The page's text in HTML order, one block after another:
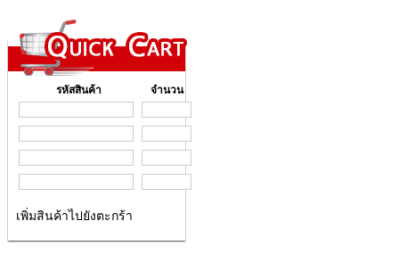
รหัสสินค้า จำนวน
เพิ่มสินค้าไปยังตะกร้า